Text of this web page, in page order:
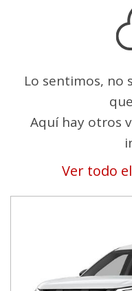
Lo sentimos, no
Aquí hay otros
Ver todo